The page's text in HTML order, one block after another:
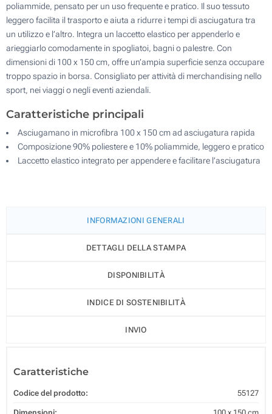
poliammide, pensato per un uso frequente e pratico. Il suo tessuto
leggero facilita il trasporto e aiuta a ridurre i tempi di asciugatura tra
un utilizzo e l’altro. Integra un laccetto elastico per appenderlo e
arieggiarlo comodamente in spogliatoi, bagni o palestre. Con
dimensioni di 100 x 150 cm, offre un’ampia superficie senza occupare
troppo spazio in borsa. Consigliato per attività di merchandising nello
sport, nei viaggi o negli eventi aziendali.
Caratteristiche principali
Asciugamano in microfibra 100 x 150 cm ad asciugatura rapida
Composizione 90% poliestere e 10% poliammide, leggero e pratico
Laccetto elastico integrato per appendere e facilitare l’asciugatura
INFORMAZIONI GENERALI
DETTAGLI DELLA STAMPA
DISPONIBILITÀ
INDICE DI SOSTENIBILITÀ
INVIO
Caratteristiche
Codice del prodotto: 55127